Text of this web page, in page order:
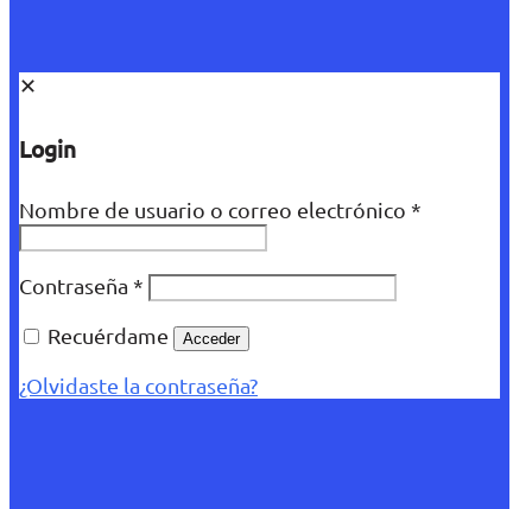
✕
Login
Nombre de usuario o correo electrónico *
Contraseña *
Recuérdame
Acceder
¿Olvidaste la contraseña?